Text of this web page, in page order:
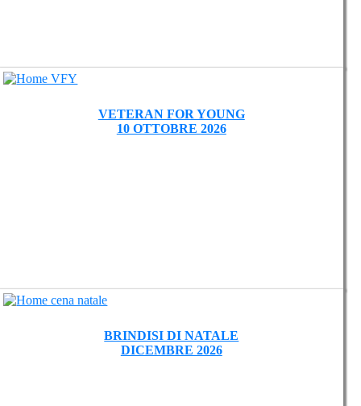
VETERAN FOR YOUNG
10 OTTOBRE 2026
BRINDISI DI NATALE
DICEMBRE 2026